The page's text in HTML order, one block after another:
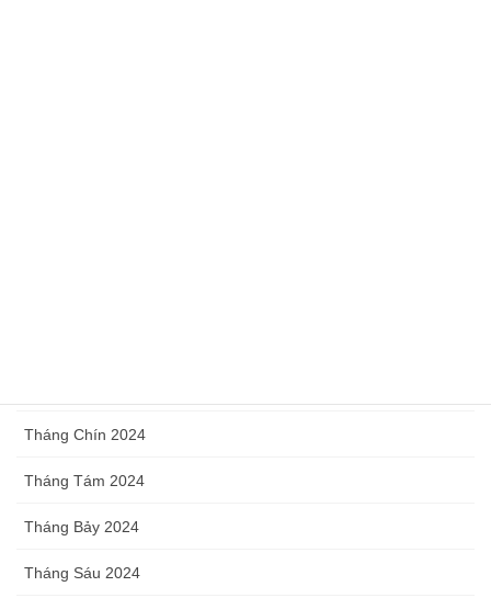
Tháng Chín 2024
Tháng Tám 2024
Tháng Bảy 2024
Tháng Sáu 2024